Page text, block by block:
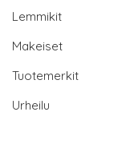
Lemmikit
Makeiset
Tuotemerkit
Urheilu